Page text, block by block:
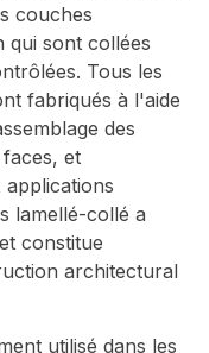
couches
qui sont collées
Tous les
fabriqués à l'aide
des
et
lamellé-collé a
constitue
architectural
utilisé dans les